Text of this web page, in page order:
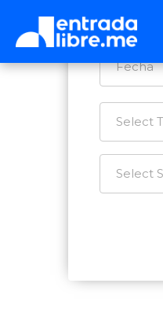
Fecha
Select
Select